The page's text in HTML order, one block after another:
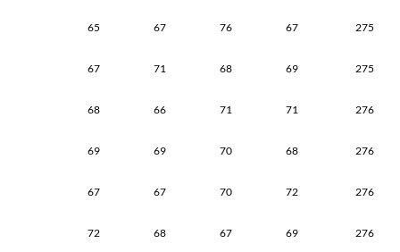
65 67 76 67 275
67 71 68 69 275
68 66 71 71 276
69 69 70 68 276
67 67 70 72 276
72 68 67 69 276